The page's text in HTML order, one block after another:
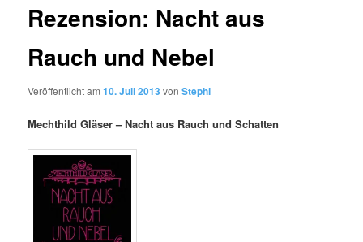
Rezension: Nacht aus
Rauch und Nebel
Veröffentlicht am10. Juli 2013 vonStephi
Mechthild Gläser – Nacht aus Rauch und Schatten